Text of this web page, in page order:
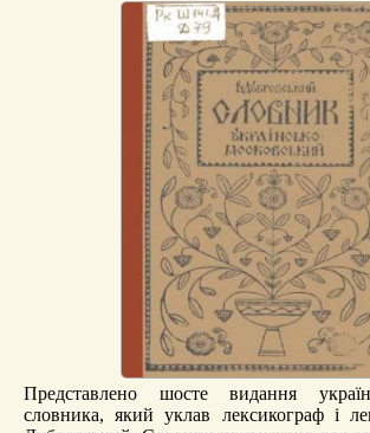
Представлено шосте видання
словника, який уклав лексикограф і